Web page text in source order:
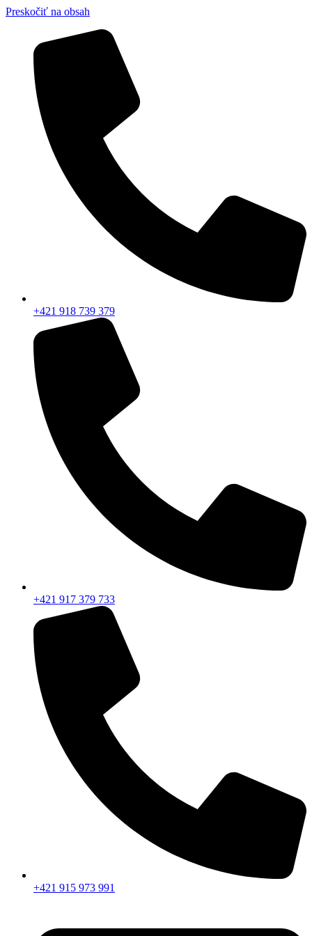
Preskočiť na obsah
+421 918 739 379
+421 917 379 733
+421 915 973 991